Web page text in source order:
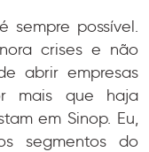
sempre possível.
crises e não
abrir empresas
mais que haja
em Sinop. Eu,
segmentos do